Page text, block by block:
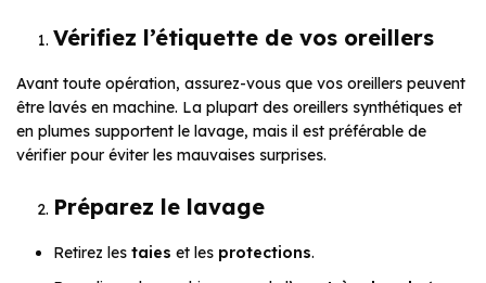
Vérifiez l’étiquette de vos oreillers
Avant toute opération, assurez-vous que vos oreillers peuvent
être lavés en machine. La plupart des oreillers synthétiques et
en plumes supportent le lavage, mais il est préférable de
vérifier pour éviter les mauvaises surprises.
Préparez le lavage
Retirez les taies et les protections.